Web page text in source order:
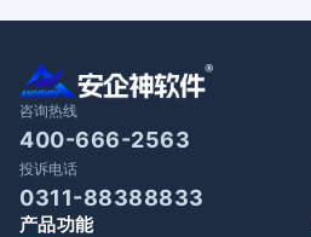
咨询热线
400-666-2563
投诉电话
0311-88388833
产品功能